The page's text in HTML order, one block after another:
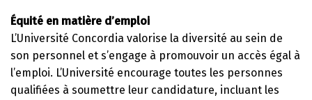
Équité en matière d’emploi
L’Université Concordia valorise la diversité au sein de
son personnel et s’engage à promouvoir un accès égal à
l’emploi. L’Université encourage toutes les personnes
qualifiées à soumettre leur candidature, incluant les